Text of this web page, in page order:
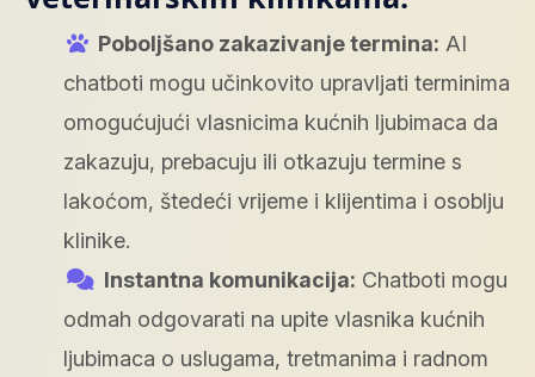
Poboljšano zakazivanje termina: AI
chatboti mogu učinkovito upravljati terminima
omogućujući vlasnicima kućnih ljubimaca da
zakazuju, prebacuju ili otkazuju termine s
lakoćom, štedeći vrijeme i klijentima i osoblju
klinike.
Instantna komunikacija: Chatboti mogu
odmah odgovarati na upite vlasnika kućnih
ljubimaca o uslugama, tretmanima i radnom